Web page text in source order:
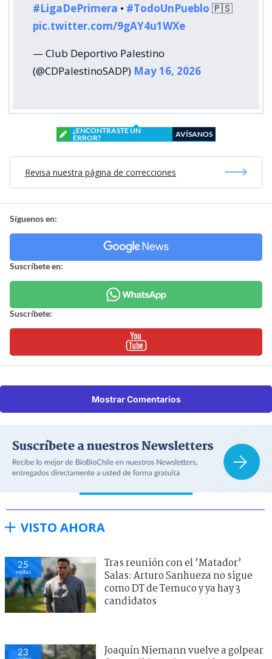
#LigaDePrimera • #TodoUnPueblo 🇵🇸
pic.twitter.com/9gAY4u1WXe
— Club Deportivo Palestino
(@CDPalestinoSADP) May 16, 2026
¿ENCONTRASTE UN
ERROR?
AVÍSANOS
Revisa nuestra página de correcciones
Síguenos en:
Suscríbete en:
Suscríbete:
Mostrar Comentarios
VISTO AHORA
25
visitas
Tras reunión con el ’Matador’
Salas: Arturo Sanhueza no sigue
como DT de Temuco y ya hay 3
candidatos
23
Joaquín Niemann vuelve a golpear